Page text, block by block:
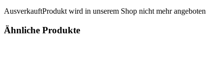
AusverkauftProdukt wird in unserem Shop nicht mehr angeboten
Ähnliche Produkte